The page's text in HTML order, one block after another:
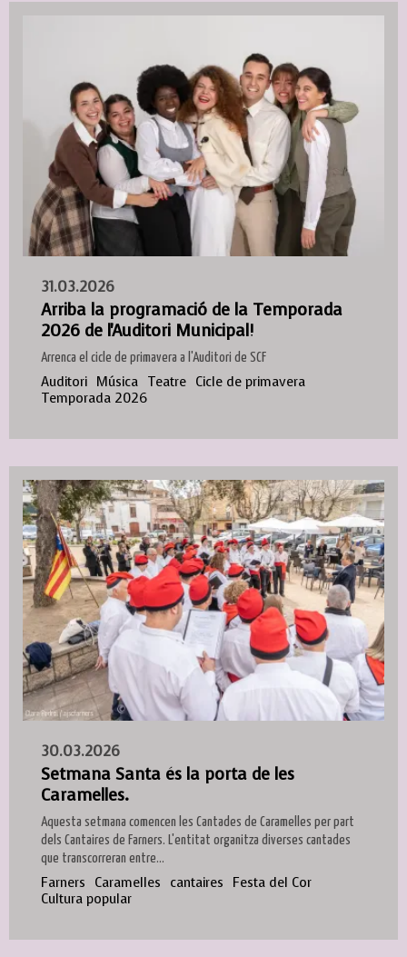
31.03.2026
Arriba la programació de la Temporada
2026 de l'Auditori Municipal!
Arrenca el cicle de primavera a l'Auditori de SCF
Auditori Música Teatre Cicle de primavera
Temporada 2026
30.03.2026
Setmana Santa és la porta de les
Caramelles.
Aquesta setmana comencen les Cantades de Caramelles per part
dels Cantaires de Farners. L'entitat organitza diverses cantades
que transcorreran entre...
Farners Caramelles cantaires
Festa del Cor
Cultura popular